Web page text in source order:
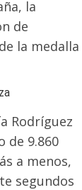
la
de
la medalla
Rodríguez
de 9.860
a menos,
segundos